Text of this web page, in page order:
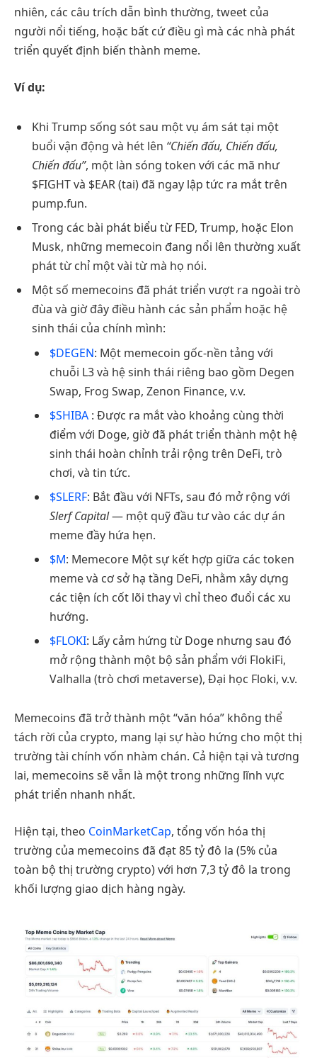
nhiên, các câu trích dẫn bình thường, tweet của
người nổi tiếng, hoặc bất cứ điều gì mà các nhà phát
triển quyết định biến thành meme.
Ví dụ:
Khi Trump sống sót sau một vụ ám sát tại một
buổi vận động và hét lên “Chiến đấu, Chiến đấu,
Chiến đấu”, một làn sóng token với các mã như
$FIGHT và $EAR (tai) đã ngay lập tức ra mắt trên
pump.fun.
Trong các bài phát biểu từ FED, Trump, hoặc Elon
Musk, những memecoin đang nổi lên thường xuất
phát từ chỉ một vài từ mà họ nói.
Một số memecoins đã phát triển vượt ra ngoài trò
đùa và giờ đây điều hành các sản phẩm hoặc hệ
sinh thái của chính mình:
$DEGEN: Một memecoin gốc-nền tảng với
chuỗi L3 và hệ sinh thái riêng bao gồm Degen
Swap, Frog Swap, Zenon Finance, v.v.
$SHIBA : Được ra mắt vào khoảng cùng thời
điểm với Doge, giờ đã phát triển thành một hệ
sinh thái hoàn chỉnh trải rộng trên DeFi, trò
chơi, và tin tức.
$SLERF: Bắt đầu với NFTs, sau đó mở rộng với
Slerf Capital— một quỹ đầu tư vào các dự án
meme đầy hứa hẹn.
$M: Memecore Một sự kết hợp giữa các token
meme và cơ sở hạ tầng DeFi, nhằm xây dựng
các tiện ích cốt lõi thay vì chỉ theo đuổi các xu
hướng.
$FLOKI: Lấy cảm hứng từ Doge nhưng sau đó
mở rộng thành một bộ sản phẩm với FlokiFi,
Valhalla (trò chơi metaverse), Đại học Floki, v.v.
Memecoins đã trở thành một “văn hóa” không thể
tách rời của crypto, mang lại sự hào hứng cho một thị
trường tài chính vốn nhàm chán. Cả hiện tại và tương
lai, memecoins sẽ vẫn là một trong những lĩnh vực
phát triển nhanh nhất.
Hiện tại, theo CoinMarketCap, tổng vốn hóa thị
trường của memecoins đã đạt 85 tỷ đô la (5% của
toàn bộ thị trường crypto) với hơn 7,3 tỷ đô la trong
khối lượng giao dịch hàng ngày.